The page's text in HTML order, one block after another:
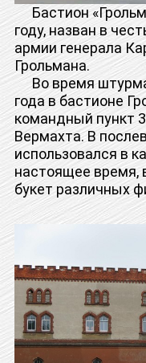
Бастион
году, назван в
армии генерала
Грольмана.
Во время штурма
года в бастионе
командный пункт
Вермахта. В
использовался в
настоящее время,
букет различных